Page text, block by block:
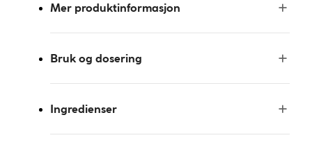
Mer produktinformasjon
Bruk og dosering
Ingredienser